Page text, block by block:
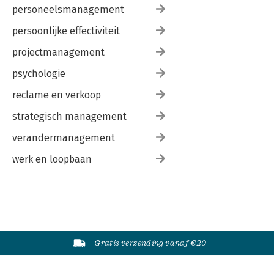
personeelsmanagement
persoonlijke effectiviteit
projectmanagement
psychologie
reclame en verkoop
strategisch management
verandermanagement
werk en loopbaan
Gratis verzending vanaf €20